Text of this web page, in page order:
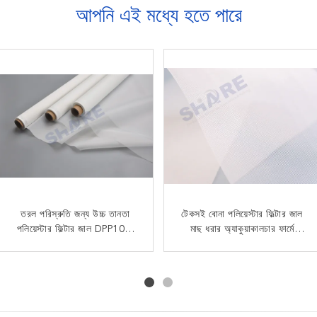
আপনি এই মধ্যে হতে পারে
তরল পরিস্রুতি জন্য উচ্চ তানতা
পলিয়েস্টার ফিল্টার জাল DPP10T-
টেকসই বোনা পলিয়েস্টার ফিল্টার জাল
মাছ ধরার অ্যাকুয়াকালচার ফার্মে
শিল্প জল পরিশোধন জন্য
হাইড্রোফোবিক সারফেস তাপ
45 মাইক্রন পলিয়েস্টার মনোফিলামেন্ট
ফিল্টার জাল 28% খোলা এলাকা